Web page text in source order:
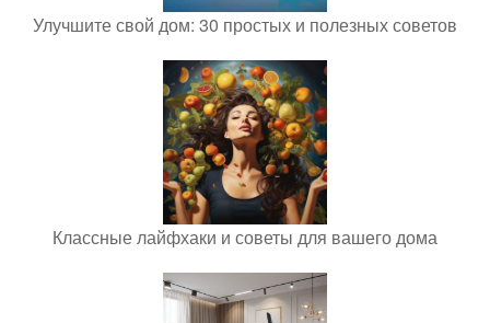
Улучшите свой дом: 30 простых и полезных советов
Классные лайфхаки и советы для вашего дома